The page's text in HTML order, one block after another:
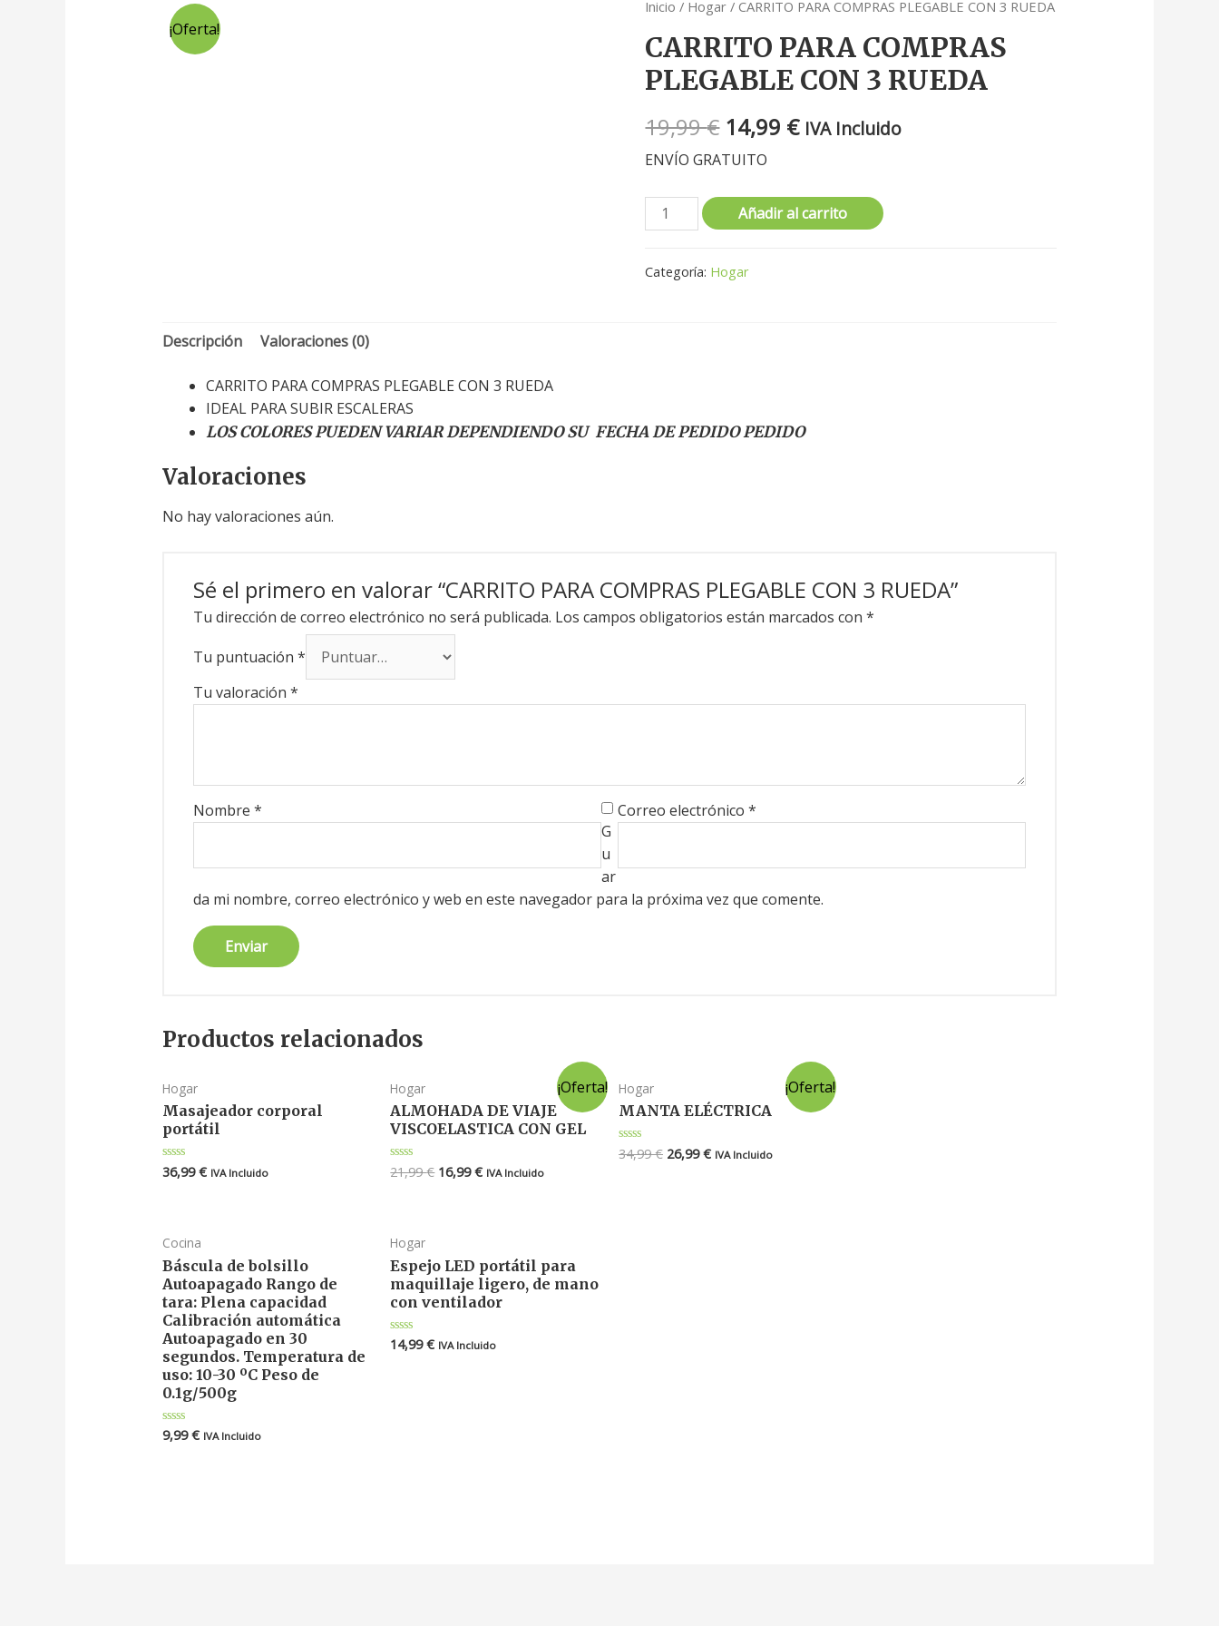
¡Oferta!
Inicio / Hogar / CARRITO PARA COMPRAS PLEGABLE CON 3 RUEDA
CARRITO PARA COMPRAS
PLEGABLE CON 3 RUEDA
19,99€ 14,99 € IVA Incluido
ENVÍO GRATUITO
Añadir al carrito
Categoría: Hogar
Descripción Valoraciones (0)
CARRITO PARA COMPRAS PLEGABLE CON 3 RUEDA
IDEAL PARA SUBIR ESCALERAS
LOS COLORES PUEDEN VARIAR DEPENDIENDO SU FECHA DE PEDIDO PEDIDO
Valoraciones
No hay valoraciones aún.
Sé el primero en valorar “CARRITO PARA COMPRAS PLEGABLE CON 3 RUEDA”
Tu dirección de correo electrónico no será publicada. Los campos obligatorios están marcados con *
Tu puntuación *
Tu valoración *
Nombre * Correo electrónico*
G
u
ar
da mi nombre, correo electrónico y web en este navegador para la próxima vez que comente.
Productos relacionados
Hogar
Masajeador corporal
portátil
Valorado
36,99€ IVA Incluido
¡Oferta!
Hogar
ALMOHADA DE VIAJE
VISCOELASTICA CON GEL
Valorado
21,99€ 16,99€ IVA Incluido
¡Oferta!
Hogar
MANTA ELÉCTRICA
Valorado
34,99€ 26,99€ IVA Incluido
Cocina
Báscula de bolsillo
Autoapagado Rango de
tara: Plena capacidad
Calibración automática
Autoapagado en 30
segundos. Temperatura de
uso: 10-30 ºC Peso de
0.1g/500g
Valorado
en
9,99€ IVA Incluido
Hogar
Espejo LED portátil para
maquillaje ligero, de mano
con ventilador
Valorado
14,99€ IVA Incluido